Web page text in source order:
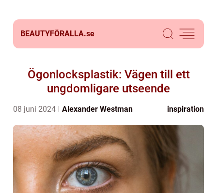
BEAUTYFÖRALLA.se
Ögonlocksplastik: Vägen till ett
ungdomligare utseende
08 juni 2024 Alexander Westman inspiration